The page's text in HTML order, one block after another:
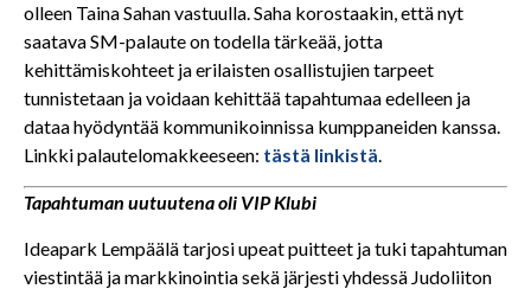
olleen Taina Sahan vastuulla. Saha korostaakin, että nyt
saatava SM-palaute on todella tärkeää, jotta
kehittämiskohteet ja erilaisten osallistujien tarpeet
tunnistetaan ja voidaan kehittää tapahtumaa edelleen ja
dataa hyödyntää kommunikoinnissa kumppaneiden kanssa.
Linkki palautelomakkeeseen: tästä linkistä.
Tapahtuman uutuutena oli VIP Klubi
Ideapark Lempäälä tarjosi upeat puitteet ja tuki tapahtuman
viestintää ja markkinointia sekä järjesti yhdessä Judoliiton